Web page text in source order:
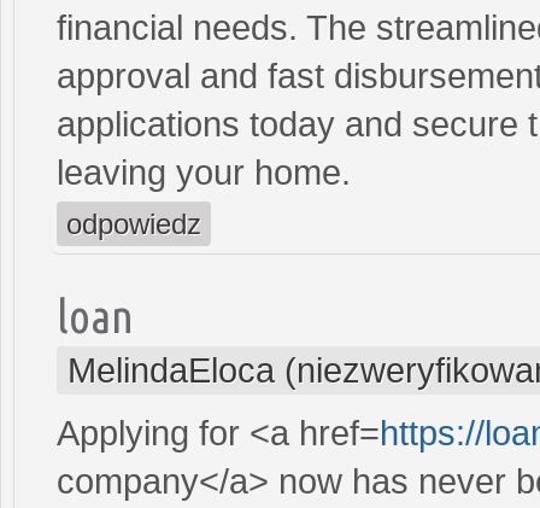
financial needs. The
approval and fast
applications today and secure
leaving your home.
odpowiedz
loan
MelindaEloca
Applying for <a href=https://
company</a> now has never